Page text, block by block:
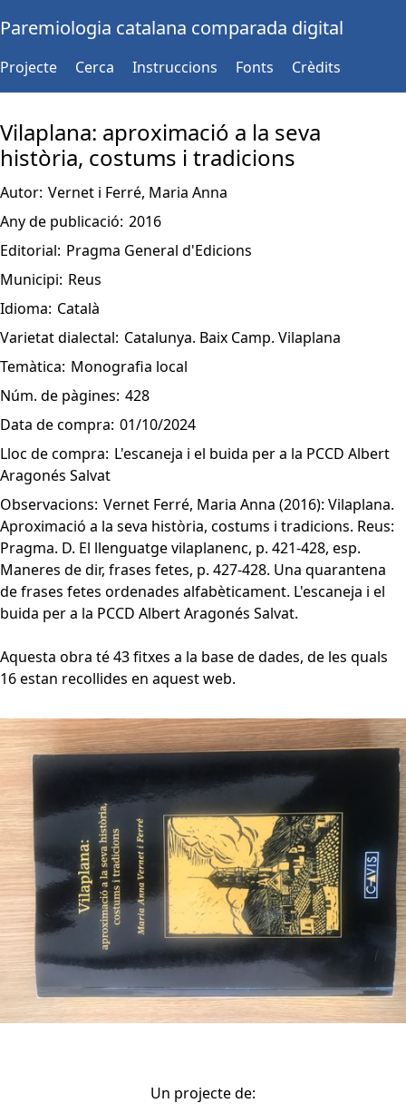
Paremiologia catalana comparada digital
Projecte Cerca Instruccions Fonts Crèdits
Vilaplana: aproximació a la seva
història, costums i tradicions
Autor: Vernet i Ferré, Maria Anna
Any de publicació: 2016
Editorial: Pragma General d'Edicions
Municipi: Reus
Idioma: Català
Varietat dialectal: Catalunya. Baix Camp. Vilaplana
Temàtica: Monografia local
Núm. de pàgines: 428
Data de compra: 01/10/2024
Lloc de compra: L'escaneja i el buida per a la PCCD Albert
Aragonés Salvat
Observacions: Vernet Ferré, Maria Anna (2016): Vilaplana.
Aproximació a la seva història, costums i tradicions. Reus:
Pragma. D. El llenguatge vilaplanenc, p. 421-428, esp.
Maneres de dir, frases fetes, p. 427-428. Una quarantena
de frases fetes ordenades alfabèticament. L'escaneja i el
buida per a la PCCD Albert Aragonés Salvat.
Aquesta obra té 43 fitxes a la base de dades, de les quals
16 estan recollides en aquest web.
Un projecte de: